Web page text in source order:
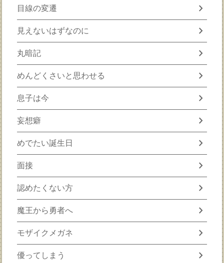
目線の変遷 chevron_right
見えないはずなのに chevron_right
丸暗記 chevron_right
めんどくさいと思わせる chevron_right
息子は今 chevron_right
妄想癖 chevron_right
めでたい誕生日 chevron_right
面接 chevron_right
認めたくない方 chevron_right
魔王から勇者へ chevron_right
モザイクメガネ chevron_right
優ってしまう chevron_right